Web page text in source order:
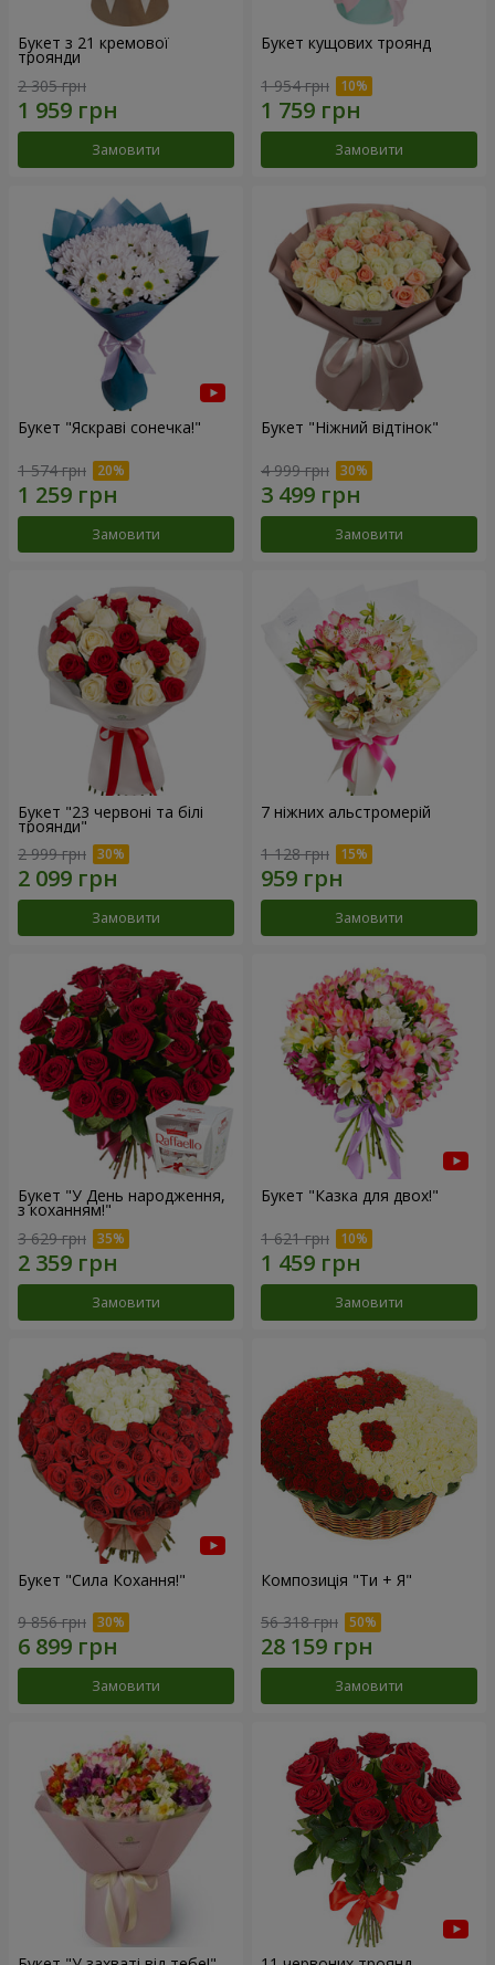
Букет з 21 кремової
троянди
2 305 грн
Замовити
Букет кущових троянд
1 954 грн
Замовити
Букет "Яскраві сонечка!"
1 574 грн
Замовити
Букет "Ніжний відтінок"
4 999 грн
Замовити
Букет "23 червоні та білі
троянди"
2 999 грн
Замовити
7 ніжних альстромерій
1 128 грн
Замовити
Букет "У День народження,
з коханням!"
3 629 грн
Замовити
Букет "Казка для двох!"
1 621 грн
Замовити
Букет "Сила Кохання!"
9 856 грн
Замовити
Композиція "Ти + Я"
56 318 грн
Замовити